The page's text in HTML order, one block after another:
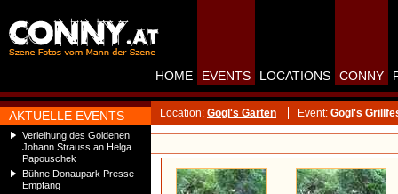
AKTUELLE EVENTS
Verleihung des Goldenen
Johann Strauss an Helga
Papouschek
Bühne Donaupark Presse-
Empfang
HOME EVENTS LOCATIONS CONNY
Location: Gogl's Garten Event: Gogl's